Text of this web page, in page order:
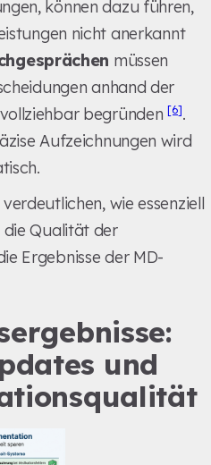
können dazu führen,
nicht anerkannt
müssen
anhand der
begründen[6].
Aufzeichnungen wird
wie essenziell
Qualität der
Ergebnisse der MD-
und